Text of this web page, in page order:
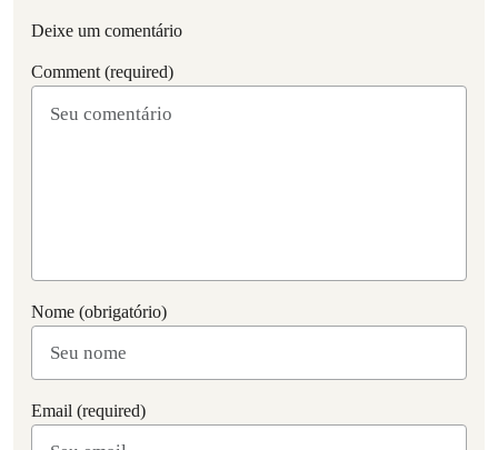
Deixe um comentário
Comment (required)
Nome (obrigatório)
Email (required)